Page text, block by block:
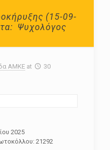
(15-09-
Ψυχολόγος
ΑΜΚΕ at
30
2025
21292